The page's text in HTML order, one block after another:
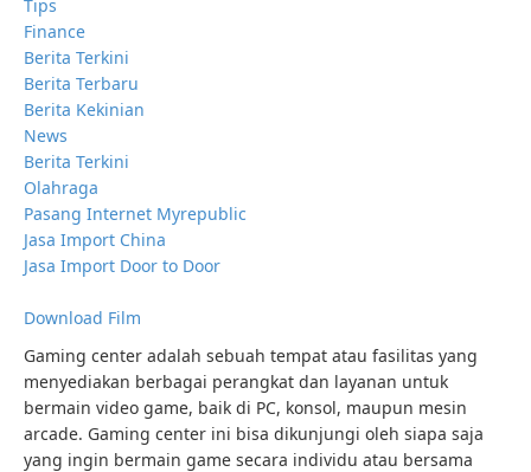
Tips
Finance
Berita Terkini
Berita Terbaru
Berita Kekinian
News
Berita Terkini
Olahraga
Pasang Internet Myrepublic
Jasa Import China
Jasa Import Door to Door
Download Film
Gaming center adalah sebuah tempat atau fasilitas yang
menyediakan berbagai perangkat dan layanan untuk
bermain video game, baik di PC, konsol, maupun mesin
arcade. Gaming center ini bisa dikunjungi oleh siapa saja
yang ingin bermain game secara individu atau bersama